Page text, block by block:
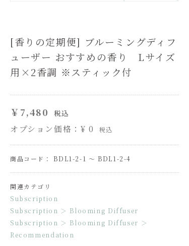
[香りの定期便] ブルーミングディフ
ューザー おすすめの香り Lサイズ
用×2香調 ※スティック付
￥7,480 税込
オプション価格：¥0 税込
商品コード： BDL1-2-1 ～ BDL1-2-4
関連カテゴリ
Subscription
Subscription ＞ Blooming Diffuser
Subscription ＞ Blooming Diffuser ＞
Recommendation